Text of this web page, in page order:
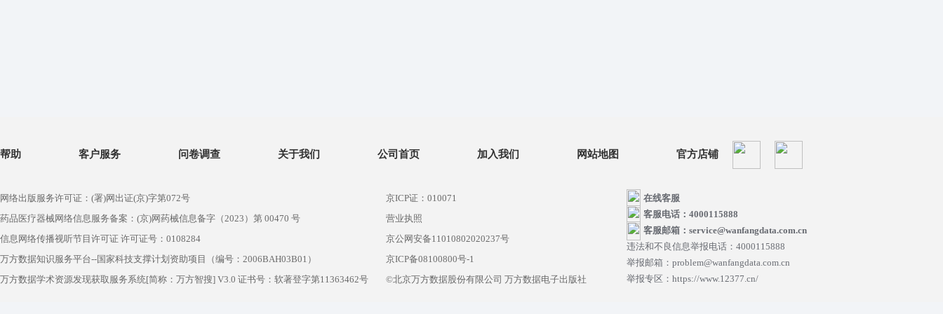
帮助 客户服务 问卷调查 关于我们 公司首页 加入我们 网站地图 官方店铺
网络出版服务许可证：(署)网出证(京)字第072号
药品医疗器械网络信息服务备案：(京)网药械信息备字（2023）第 00470 号
信息网络传播视听节目许可证 许可证号：0108284
万方数据知识服务平台--国家科技支撑计划资助项目（编号：2006BAH03B01）
万方数据学术资源发现获取服务系统[简称：万方智搜] V3.0 证书号：软著登字第11363462号
京ICP证：010071
营业执照
京公网安备11010802020237号
京ICP备08100800号-1
©北京万方数据股份有限公司 万方数据电子出版社
在线客服
客服电话：4000115888
客服邮箱：service@wanfangdata.com.cn
违法和不良信息举报电话：4000115888
举报邮箱：problem@wanfangdata.com.cn
举报专区：https://www.12377.cn/